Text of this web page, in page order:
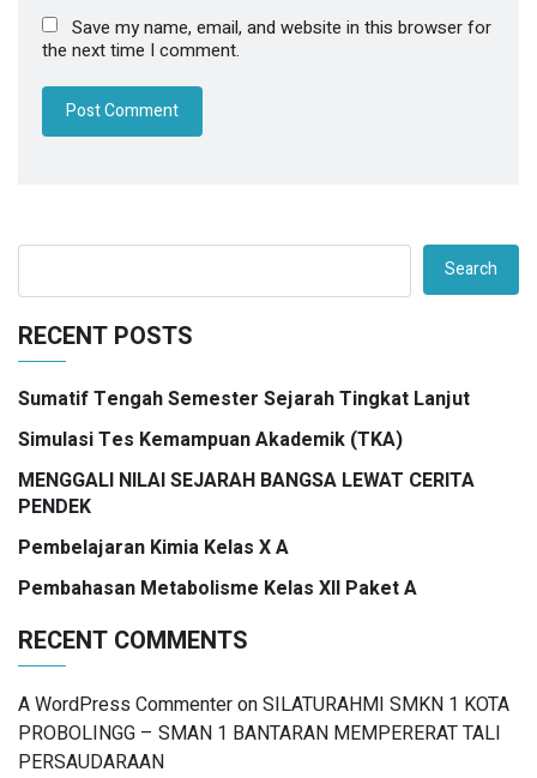
Save my name, email, and website in this browser for
the next time I comment.
Search
RECENT POSTS
Sumatif Tengah Semester Sejarah Tingkat Lanjut
Simulasi Tes Kemampuan Akademik (TKA)
MENGGALI NILAI SEJARAH BANGSA LEWAT CERITA
PENDEK
Pembelajaran Kimia Kelas X A
Pembahasan Metabolisme Kelas XII Paket A
RECENT COMMENTS
A WordPress CommenteronSILATURAHMI SMKN 1 KOTA
PROBOLINGG – SMAN 1 BANTARAN MEMPERERAT TALI
PERSAUDARAAN